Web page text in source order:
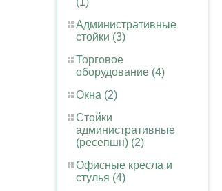
Административные
стойки (3)
Торговое
оборудование (4)
Окна (2)
Стойки
административные
(ресепшн) (2)
Офисные кресла и
стулья (4)